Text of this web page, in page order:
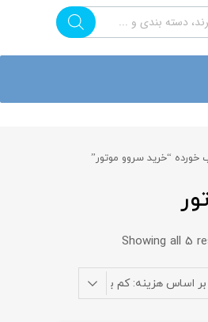
“خرید سروو موتور”
Showing all 5